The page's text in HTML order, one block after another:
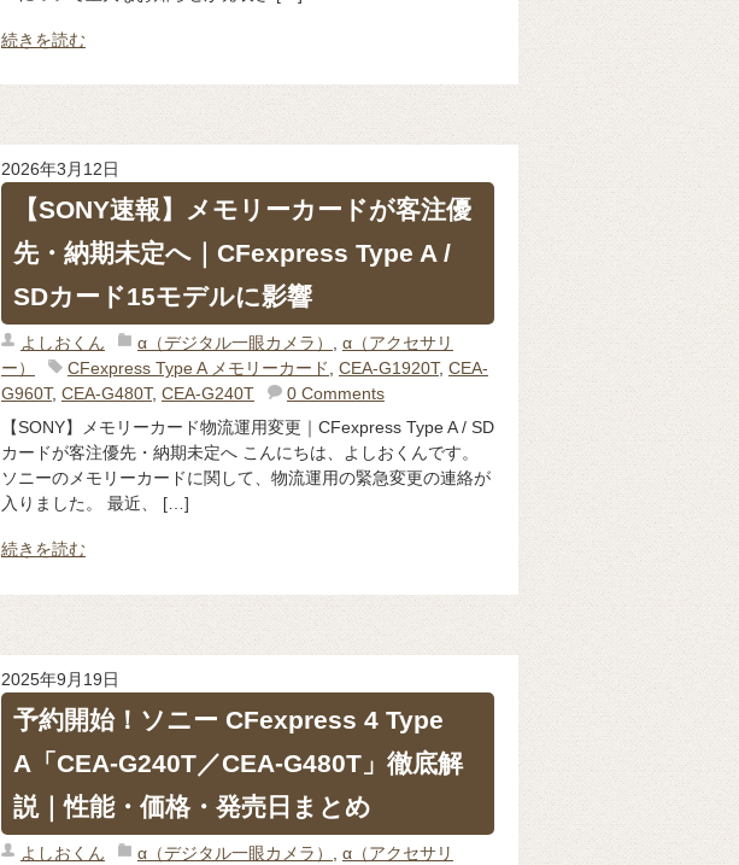
続きを読む
2026年3月12日
【SONY速報】メモリーカードが客注優
先・納期未定へ｜CFexpress Type A /
SDカード15モデルに影響
よしおくん α（デジタル一眼カメラ） , α（アクセサリ
ー）
CFexpress Type A メモリーカード, CEA-G1920T, CEA-
G960T, CEA-G480T, CEA-G240T
0 Comments
【SONY】メモリーカード物流運用変更｜CFexpress Type A / SD
カードが客注優先・納期未定へ こんにちは、よしおくんです。
ソニーのメモリーカードに関して、物流運用の緊急変更の連絡が
入りました。 最近、 […]
続きを読む
2025年9月19日
予約開始！ソニー CFexpress 4 Type
A「CEA-G240T／CEA-G480T」徹底解
説｜性能・価格・発売日まとめ
よしおくん α（デジタル一眼カメラ）
α（アクセサリ